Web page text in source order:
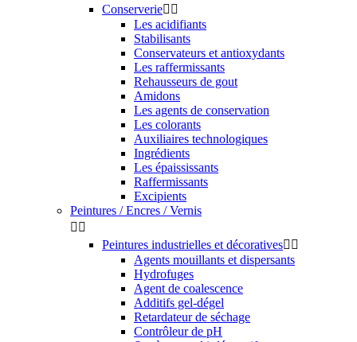
Conserverie 
Les acidifiants
Stabilisants
Conservateurs et antioxydants
Les raffermissants
Rehausseurs de gout
Amidons
Les agents de conservation
Les colorants
Auxiliaires technologiques
Ingrédients
Les épaississants
Raffermissants
Excipients
Peintures / Encres / Vernis
 
Peintures industrielles et décoratives 
Agents mouillants et dispersants
Hydrofuges
Agent de coalescence
Additifs gel-dégel
Retardateur de séchage
Contrôleur de pH